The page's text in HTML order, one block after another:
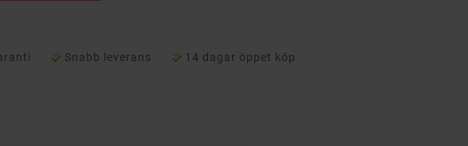
Snabb leverans 14 dagar öppet köp